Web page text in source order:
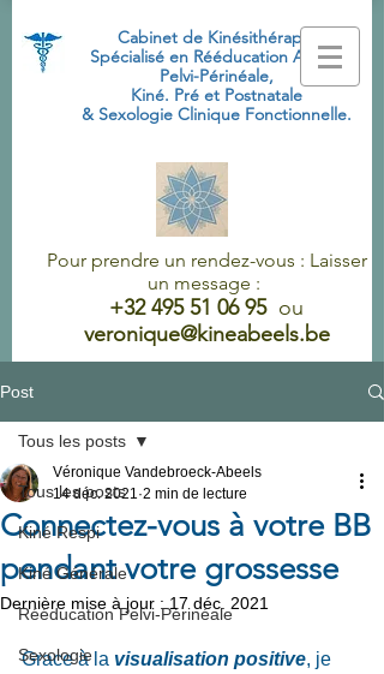
Cabinet de Kinésithérapie
Spécialisé en Rééducation Abdo-
Pelvi-Périnéale,
Kiné. Pré et Postnatale
& Sexologie Clinique Fonctionnelle.
Pour prendre un rendez-vous : Laisser
un message :
+32 495 51 06 95 ou
veronique@kineabeels.be
Post
Tous les posts
Kiné Respi
Kiné Générale
Rééducation Pelvi-Périnéale
Sexologie
Tous les posts
Connectez-vous à votre BB
pendant votre grossesse
Véronique Vandebroeck-Abeels
14 déc. 2021 2 min de lecture
Dernière mise à jour : 17 déc. 2021
Grace à la visualisation positive, je